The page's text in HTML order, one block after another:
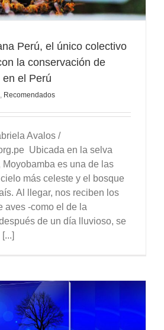
Perú, el único colectivo
la conservación de
el Perú
, Recomendados
Avalos /
Ubicada en la selva
es una de las
más celeste y el bosque
Al llegar, nos reciben los
aves -como el de la
de un día lluvioso, se